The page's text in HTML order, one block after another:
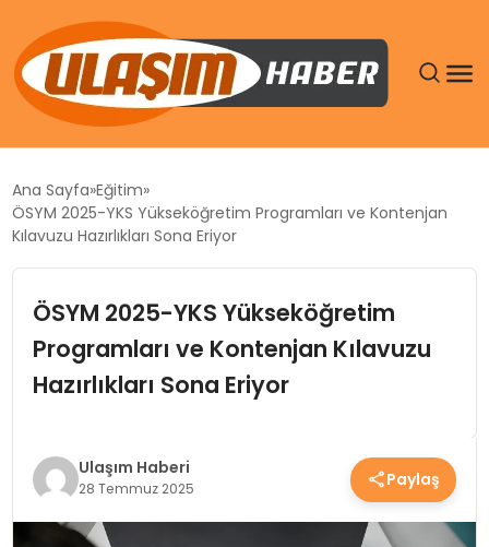
SIYASET
EKONOMI
TEKNOLOJI
SAĞLIK
Ana Sayfa Eğitim
ÖSYM 2025-YKS Yükseköğretim Programları ve Kontenjan
Kılavuzu Hazırlıkları Sona Eriyor
ÖSYM 2025-YKS Yükseköğretim
Programları ve Kontenjan Kılavuzu
Hazırlıkları Sona Eriyor
Ulaşım Haberi
28 Temmuz 2025 Paylaş